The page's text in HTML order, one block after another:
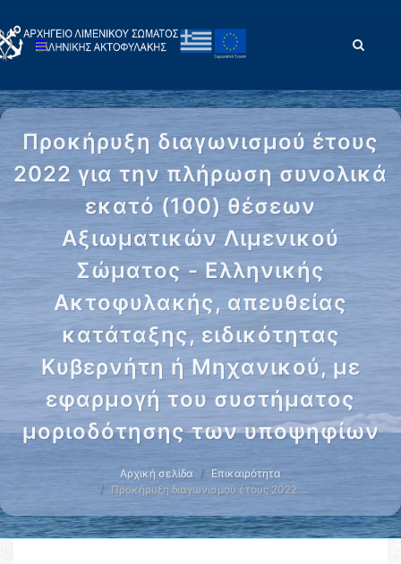
Προκήρυξη διαγωνισμού έτους
2022 για την πλήρωση συνολικά
εκατό (100) θέσεων
Αξιωματικών Λιμενικού
Σώματος - Ελληνικής
Ακτοφυλακής, απευθείας
κατάταξης, ειδικότητας
Κυβερνήτη ή Μηχανικού, με
εφαρμογή του συστήματος
μοριοδότησης των υποψηφίων
Αρχική σελίδα
Επικαιρότητα
Προκήρυξη διαγωνισμού έτους 2022 …